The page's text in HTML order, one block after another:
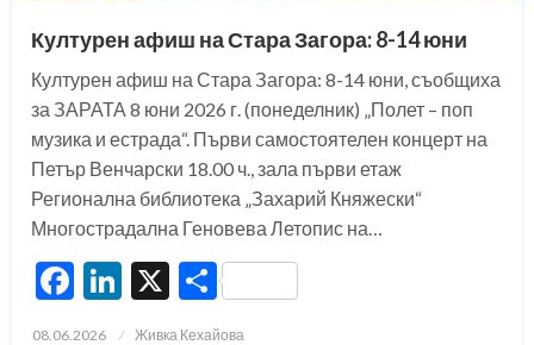
Културен афиш на Стара Загора: 8-14 юни
Културен афиш на Стара Загора: 8-14 юни, съобщиха
за ЗАРАТА 8 юни 2026 г. (понеделник) „Полет – поп
музика и естрада“. Първи самостоятелен концерт на
Петър Венчарски 18.00 ч., зала първи етаж
Регионална библиотека „Захарий Княжески“
Многострадална Геновева Летопис на…
Facebook
LinkedIn
X Share
Posted
08.06.2026 Живка Кехайова